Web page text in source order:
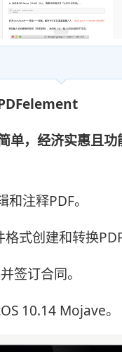
单，经济实惠且功
注释PDF。
式创建和转换PDF
签订合同。
10.14 Mojave。